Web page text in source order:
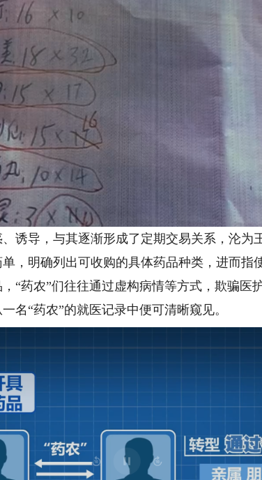
导，与其逐渐形成了定期交易关系，沦为
，明确列出可收购的具体药品种类，进而指
“药农”们往往通过虚构病情等方式，欺骗医
名“药农”的就医记录中便可清晰窥见。